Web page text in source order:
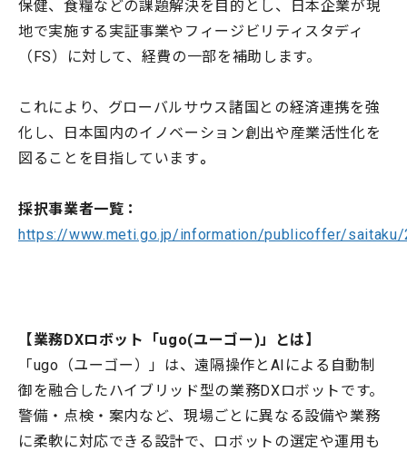
保健、食糧などの課題解決を目的とし、日本企業が現
地で実施する実証事業やフィージビリティスタディ
（FS）に対して、経費の一部を補助します。​
これにより、グローバルサウス諸国との経済連携を強
化し、日本国内のイノベーション創出や産業活性化を
図ることを目指しています。
採択事業者一覧：
https://www.meti.go.jp/information/publicoffer/
【業務DXロボット「ugo(ユーゴー)」とは】
「ugo（ユーゴー）」は、遠隔操作とAIによる自動制
御を融合したハイブリッド型の業務DXロボットです。
警備・点検・案内など、現場ごとに異なる設備や業務
に柔軟に対応できる設計で、ロボットの選定や運用も